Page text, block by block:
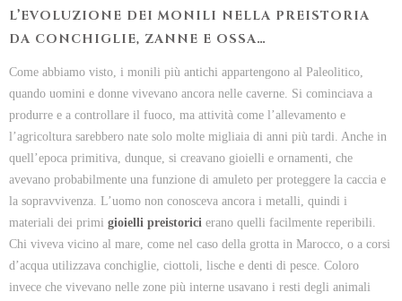
L’EVOLUZIONE DEI MONILI NELLA PREISTORIA
DA CONCHIGLIE, ZANNE E OSSA…
Come abbiamo visto, i monili più antichi appartengono al Paleolitico,
quando uomini e donne vivevano ancora nelle caverne. Si cominciava a
produrre e a controllare il fuoco, ma attività come l’allevamento e
l’agricoltura sarebbero nate solo molte migliaia di anni più tardi. Anche in
quell’epoca primitiva, dunque, si creavano gioielli e ornamenti, che
avevano probabilmente una funzione di amuleto per proteggere la caccia e
la sopravvivenza. L’uomo non conosceva ancora i metalli, quindi i
materiali dei primi gioielli preistorici erano quelli facilmente reperibili.
Chi viveva vicino al mare, come nel caso della grotta in Marocco, o a corsi
d’acqua utilizzava conchiglie, ciottoli, lische e denti di pesce. Coloro
invece che vivevano nelle zone più interne usavano i resti degli animali